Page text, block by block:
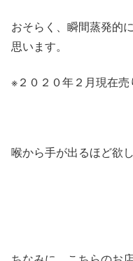
おそらく、瞬間蒸発的
思います。
※２０２０年２月現在売
喉から手が出るほど欲